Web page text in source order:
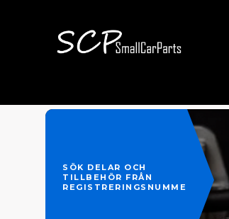
SÖK DELAR OCH
TILLBEHÖR FRÅN
REGISTRERINGSNUMMER